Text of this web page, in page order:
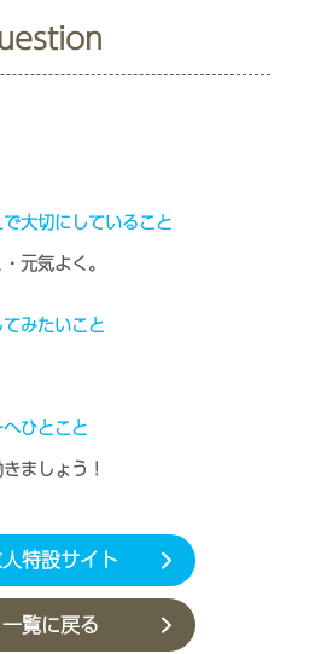
大切にしていること
元気よく。
みたいこと
ひとこと
ましょう！
特設サイト
一覧に戻る